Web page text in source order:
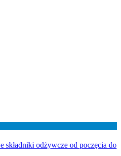
odżywcze od poczęcia do